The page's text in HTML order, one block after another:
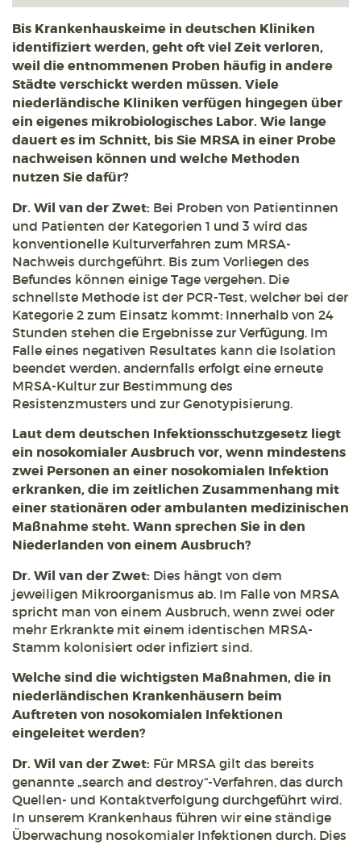
Bis Krankenhauskeime in deutschen Kliniken
identifiziert werden, geht oft viel Zeit verloren,
weil die entnommenen Proben häufig in andere
Städte verschickt werden müssen. Viele
niederländische Kliniken verfügen hingegen über
ein eigenes mikrobiologisches Labor. Wie lange
dauert es im Schnitt, bis Sie MRSA in einer Probe
nachweisen können und welche Methoden
nutzen Sie dafür?
Dr. Wil van der Zwet: Bei Proben von Patientinnen
und Patienten der Kategorien 1 und 3 wird das
konventionelle Kulturverfahren zum MRSA-
Nachweis durchgeführt. Bis zum Vorliegen des
Befundes können einige Tage vergehen. Die
schnellste Methode ist der PCR-Test, welcher bei der
Kategorie 2 zum Einsatz kommt: Innerhalb von 24
Stunden stehen die Ergebnisse zur Verfügung. Im
Falle eines negativen Resultates kann die Isolation
beendet werden, andernfalls erfolgt eine erneute
MRSA-Kultur zur Bestimmung des
Resistenzmusters und zur Genotypisierung.
Laut dem deutschen Infektionsschutzgesetz liegt
ein nosokomialer Ausbruch vor, wenn mindestens
zwei Personen an einer nosokomialen Infektion
erkranken, die im zeitlichen Zusammenhang mit
einer stationären oder ambulanten medizinischen
Maßnahme steht. Wann sprechen Sie in den
Niederlanden von einem Ausbruch?
Dr. Wil van der Zwet: Dies hängt von dem
jeweiligen Mikroorganismus ab. Im Falle von MRSA
spricht man von einem Ausbruch, wenn zwei oder
mehr Erkrankte mit einem identischen MRSA-
Stamm kolonisiert oder infiziert sind.
Welche sind die wichtigsten Maßnahmen, die in
niederländischen Krankenhäusern beim
Auftreten von nosokomialen Infektionen
eingeleitet werden?
Dr. Wil van der Zwet: Für MRSA gilt das bereits
genannte „search and destroy“-Verfahren, das durch
Quellen- und Kontaktverfolgung durchgeführt wird.
In unserem Krankenhaus führen wir eine ständige
Überwachung nosokomialer Infektionen durch. Dies